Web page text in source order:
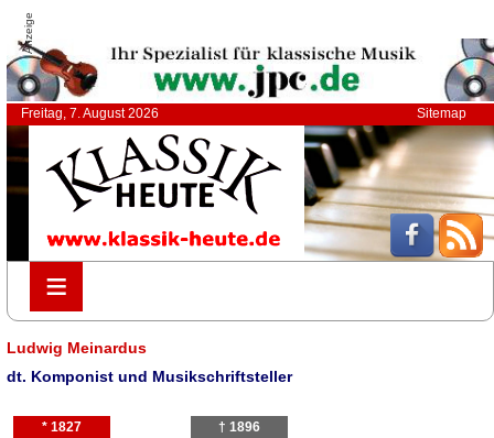
Anzeige
Freitag, 7. August 2026 Sitemap
≡
≡
Ludwig Meinardus
dt. Komponist und Musikschriftsteller
* 1827 † 1896